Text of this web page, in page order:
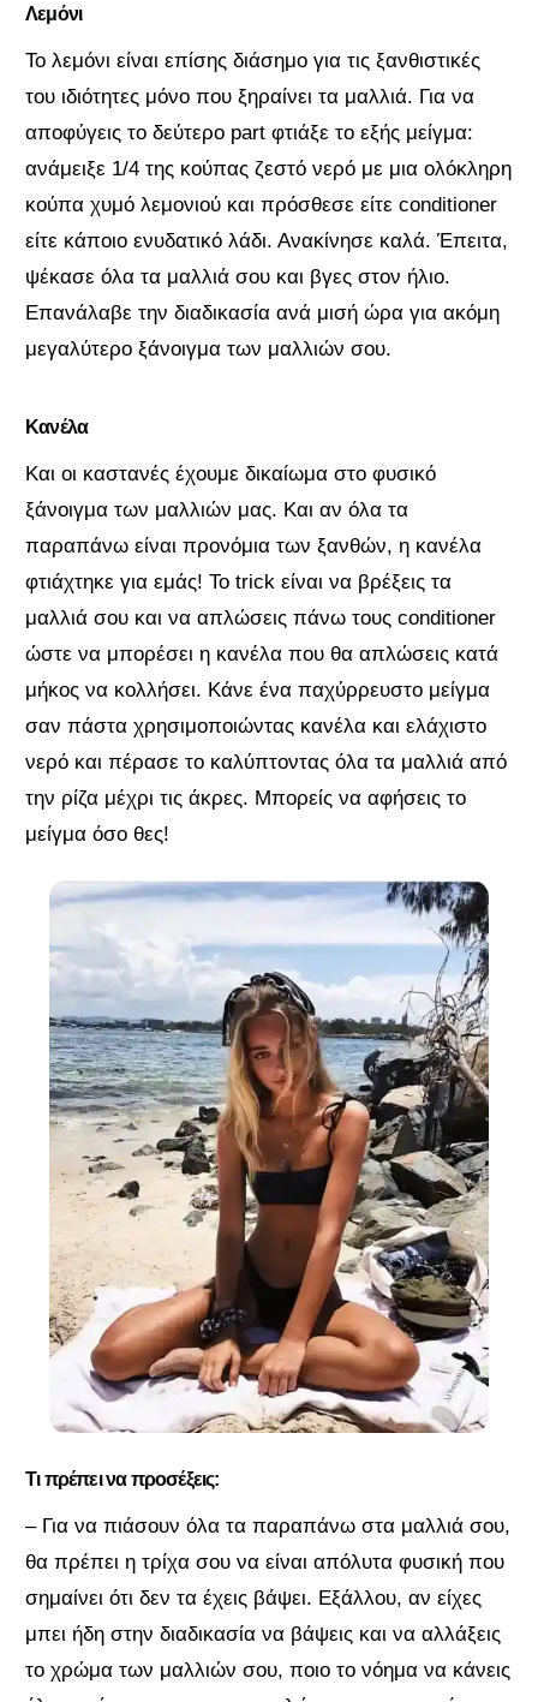
Λεμόνι
Το λεμόνι είναι επίσης διάσημο για τις ξανθιστικές
του ιδιότητες μόνο που ξηραίνει τα μαλλιά. Για να
αποφύγεις το δεύτερο part φτιάξε το εξής μείγμα:
ανάμειξε 1/4 της κούπας ζεστό νερό με μια ολόκληρη
κούπα χυμό λεμονιού και πρόσθεσε είτε conditioner
είτε κάποιο ενυδατικό λάδι. Ανακίνησε καλά. Έπειτα,
ψέκασε όλα τα μαλλιά σου και βγες στον ήλιο.
Επανάλαβε την διαδικασία ανά μισή ώρα για ακόμη
μεγαλύτερο ξάνοιγμα των μαλλιών σου.
Κανέλα
Και οι καστανές έχουμε δικαίωμα στο φυσικό
ξάνοιγμα των μαλλιών μας. Και αν όλα τα
παραπάνω είναι προνόμια των ξανθών, η κανέλα
φτιάχτηκε για εμάς! Το trick είναι να βρέξεις τα
μαλλιά σου και να απλώσεις πάνω τους conditioner
ώστε να μπορέσει η κανέλα που θα απλώσεις κατά
μήκος να κολλήσει. Κάνε ένα παχύρρευστο μείγμα
σαν πάστα χρησιμοποιώντας κανέλα και ελάχιστο
νερό και πέρασε το καλύπτοντας όλα τα μαλλιά από
την ρίζα μέχρι τις άκρες. Μπορείς να αφήσεις το
μείγμα όσο θες!
Τι πρέπει να προσέξεις:
– Για να πιάσουν όλα τα παραπάνω στα μαλλιά σου,
θα πρέπει η τρίχα σου να είναι απόλυτα φυσική που
σημαίνει ότι δεν τα έχεις βάψει. Εξάλλου, αν είχες
μπει ήδη στην διαδικασία να βάψεις και να αλλάξεις
το χρώμα των μαλλιών σου, ποιο το νόημα να κάνεις